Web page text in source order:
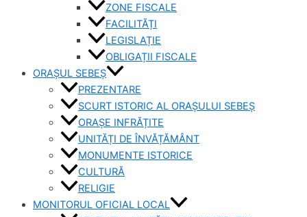
ZONE FISCALE
FACILITĂȚI
LEGISLAȚIE
OBLIGAȚII FISCALE
ORAȘUL SEBEȘ
PREZENTARE
SCURT ISTORIC AL ORAȘULUI SEBEȘ
ORAȘE INFRĂȚITE
UNITĂȚI DE ÎNVĂȚĂMÂNT
MONUMENTE ISTORICE
CULTURĂ
RELIGIE
MONITORUL OFICIAL LOCAL